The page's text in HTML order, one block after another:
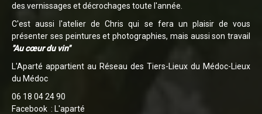
des vernissages et décrochages toute l'année.
C'est aussi l'atelier de Chris qui se fera un plaisir de vous
présenter ses peintures et photographies, mais aussi son travail
"Au cœur du vin"
L'Aparté appartient au Réseau des Tiers-Lieux du Médoc-Lieux
du Médoc
06 18 04 24 90
Facebook : L'aparté